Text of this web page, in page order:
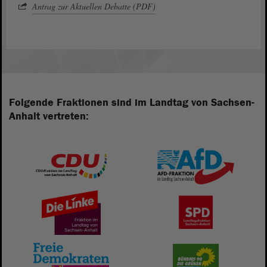
Antrag zur Aktuellen Debatte (PDF)
Folgende Fraktionen sind im Landtag von Sachsen-
Anhalt vertreten: